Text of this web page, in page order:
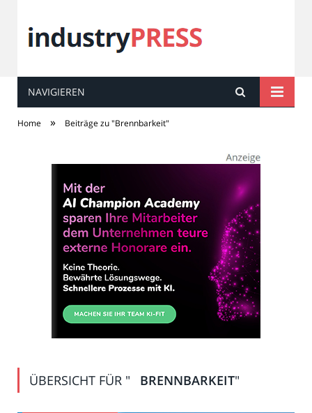
industryPRESS
NAVIGIEREN
Home » Beiträge zu "Brennbarkeit"
ÜBERSICHT FÜR " BRENNBARKEIT"